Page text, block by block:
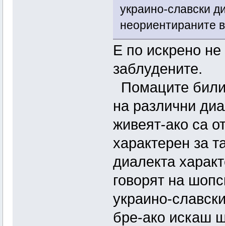
украино-славски
неориентираните
Е по искрено
заблудените.
Помаците
на различни
живеят-ако са
характерен за
диалекта
говорят на
украино-
бре-ако искаш